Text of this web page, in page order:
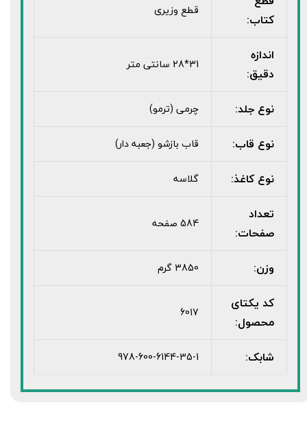
کتاب:
قطع وزیری
اندازه
دقیق:
31*28 سانتی متر
نوع جلد: چرمی (ترمو)
نوع قاب: قاب بازشو (جعبه دار)
نوع کاغذ: گلاسه
تعداد
صفحات:
584 صفحه
وزن: 3850 گرم
کد یکتای
محصول:
6017
شابک: 978-600-6144-35-1